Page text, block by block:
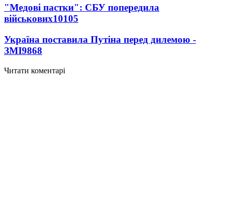
"Медові пастки": СБУ попередила
військових10105
Україна поставила Путіна перед дилемою -
ЗМІ9868
Читати коментарі